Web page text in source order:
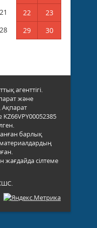
21 22
23
28 29
30
агенттігі.
және
Ақпарат
барлық
жағдайда сілтеме